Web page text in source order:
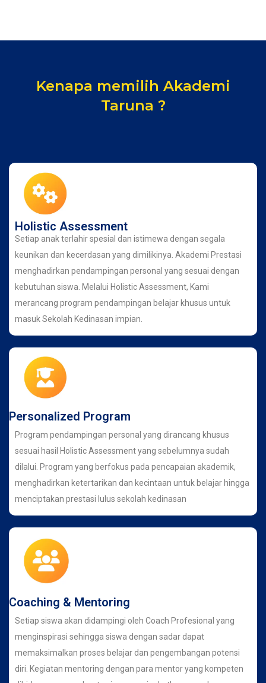
Kenapa memilih Akademi
Taruna ?
Holistic Assessment
Setiap anak terlahir spesial dan istimewa dengan segala
keunikan dan kecerdasan yang dimilikinya. Akademi Prestasi
menghadirkan pendampingan personal yang sesuai dengan
kebutuhan siswa. Melalui Holistic Assessment, Kami
merancang program pendampingan belajar khusus untuk
masuk Sekolah Kedinasan impian.
Personalized Program
Program pendampingan personal yang dirancang khusus
sesuai hasil Holistic Assessment yang sebelumnya sudah
dilalui. Program yang berfokus pada pencapaian akademik,
menghadirkan ketertarikan dan kecintaan untuk belajar hingga
menciptakan prestasi lulus sekolah kedinasan
Coaching & Mentoring
Setiap siswa akan didampingi oleh Coach Profesional yang
menginspirasi sehingga siswa dengan sadar dapat
memaksimalkan proses belajar dan pengembangan potensi
diri. Kegiatan mentoring dengan para mentor yang kompeten